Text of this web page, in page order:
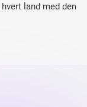
land med den